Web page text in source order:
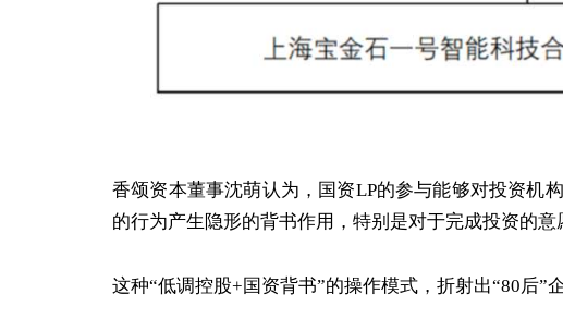
香颂资本董事沈萌认为，国资LP的参与能够对投资机
的行为产生隐形的背书作用，特别是对于完成投资的意
这种“低调控股+国资背书”的操作模式，折射出“80后”